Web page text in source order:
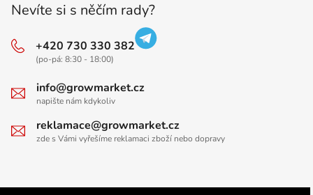
Nevíte si s něčím rady?
+420 730 330 382
(po-pá: 8:30 - 18:00)
info@growmarket.cz
napište nám kdykoliv
reklamace@growmarket.cz
zde s Vámi vyřešíme reklamaci zboží nebo dopravy